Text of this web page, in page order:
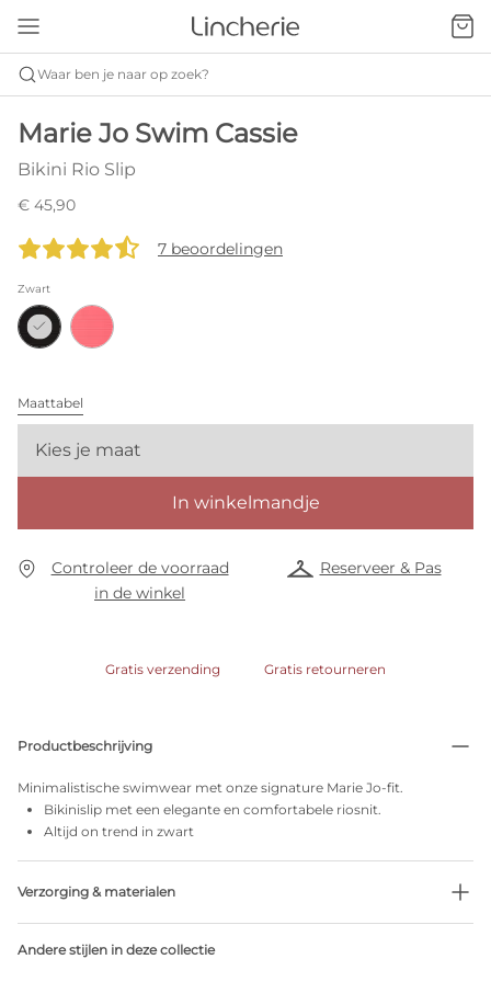
Waar ben je naar op zoek?
Marie Jo Swim Cassie
Bikini Rio Slip
€ 45,90
7 beoordelingen
Zwart
Maattabel
Kies je maat
In winkelmandje
Controleer de voorraad
in de winkel
Reserveer & Pas
Gratis verzending Gratis retourneren
Productbeschrijving
Minimalistische swimwear met onze signature Marie Jo-fit.
Bikinislip met een elegante en comfortabele riosnit.
Altijd on trend in zwart
Verzorging & materialen
Niet bleken
Andere stijlen in deze collectie